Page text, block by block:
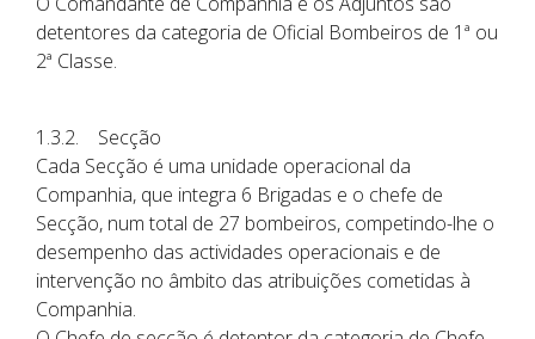
detentores da categoria de Oficial Bombeiros de 1ª ou
2ª Classe.
1.3.2. Secção
Cada Secção é uma unidade operacional da
Companhia, que integra 6 Brigadas e o chefe de
Secção, num total de 27 bombeiros, competindo-lhe o
desempenho das actividades operacionais e de
intervenção no âmbito das atribuições cometidas à
Companhia.